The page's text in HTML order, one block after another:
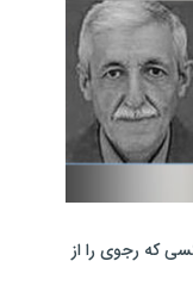
که رجوی را از